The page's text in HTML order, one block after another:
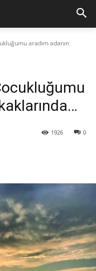
aradım adanın
0
1926